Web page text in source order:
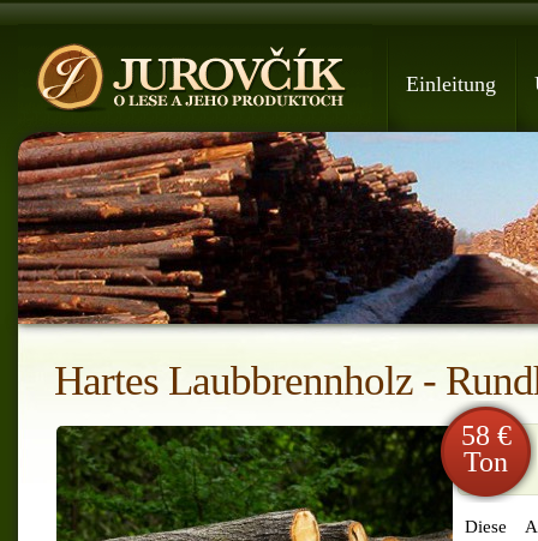
Einleitung
Hartes Laubbrennholz -
58 €
Ton
Diese